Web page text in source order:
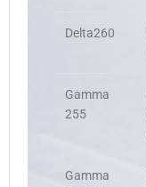
Delta260
Gamma
255
Gamma